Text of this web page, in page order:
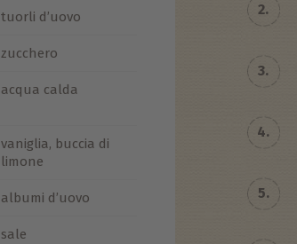
tuorli d’uovo
zucchero
acqua calda
vaniglia, buccia di
limone
albumi d’uovo
sale
2.
3.
4.
5.